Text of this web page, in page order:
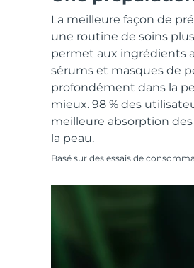
La meilleure façon de
une routine de soins
permet aux ingrédients
sérums et masques de
profondément dans la
mieux. 98 % des
meilleure absorption
la peau.
Basé sur des essais de
All acne treatment
All revitalizing eye
Soins de la
Advanced pore care
For healthy hair
issa™ Teeth
18% PAP
Cosmétiques
Acheter tout